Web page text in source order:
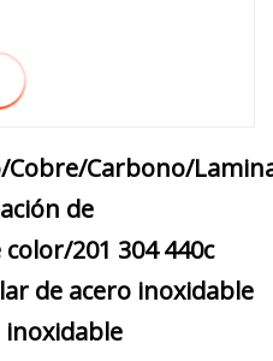
Carbono/
de
201 304 440c
de acero inoxidable
inoxidable